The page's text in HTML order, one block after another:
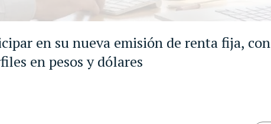
en su nueva emisión de renta fija, con
en pesos y dólares